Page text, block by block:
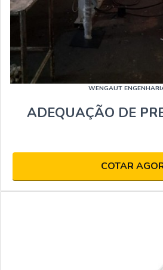
WENGAUT
ADEQUAÇÃO DE
COTAR